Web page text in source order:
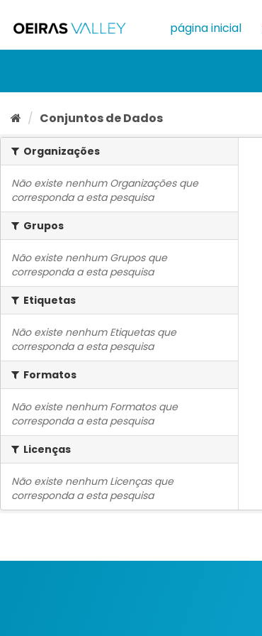
para
conteúdo
página inicial
Conjuntos de Dados
Organizações
Não existe nenhum Organizações que
corresponda a esta pesquisa
Grupos
Não existe nenhum Grupos que
corresponda a esta pesquisa
Etiquetas
Não existe nenhum Etiquetas que
corresponda a esta pesquisa
Formatos
Não existe nenhum Formatos que
corresponda a esta pesquisa
Licenças
Não existe nenhum Licenças que
corresponda a esta pesquisa